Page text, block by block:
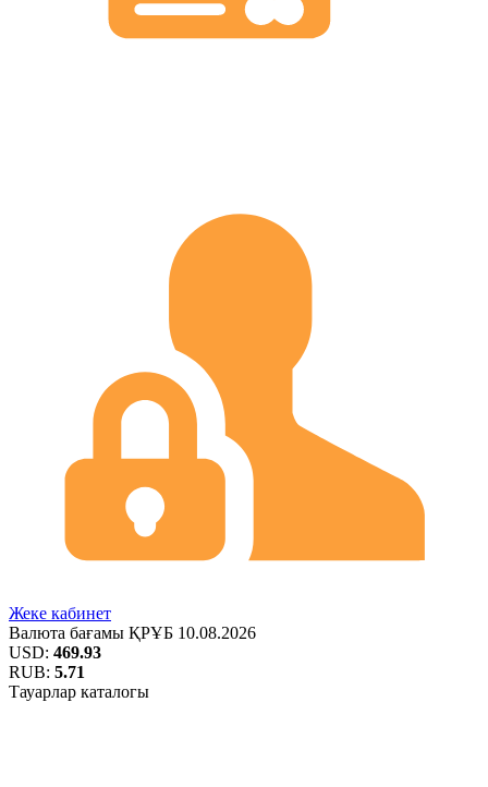
Жеке кабинет
Валюта бағамы ҚРҰБ 10.08.2026
USD: 469.93
RUB: 5.71
Тауарлар каталогы